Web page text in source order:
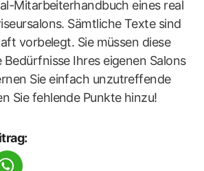
Mitarbeiterhandbuch eines real
Sämtliche Texte sind
vorbelegt. Sie müssen diese
Ihres eigenen Salons
Sie einfach unzutreffende
Sie fehlende Punkte hinzu!